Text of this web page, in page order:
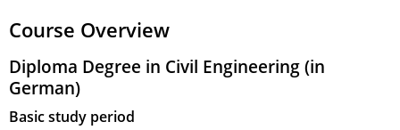
Course Overview
Diploma Degree in Civil Engineering (in
German)
Basic study period